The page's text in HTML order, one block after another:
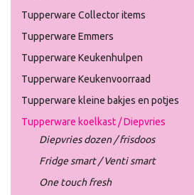
Tupperware Collector items
Tupperware Emmers
Tupperware Keukenhulpen
Tupperware Keukenvoorraad
Tupperware kleine bakjes en potjes
Tupperware koelkast / Diepvries
Diepvries dozen / frisdoos
Fridge smart / Venti smart
One touch fresh